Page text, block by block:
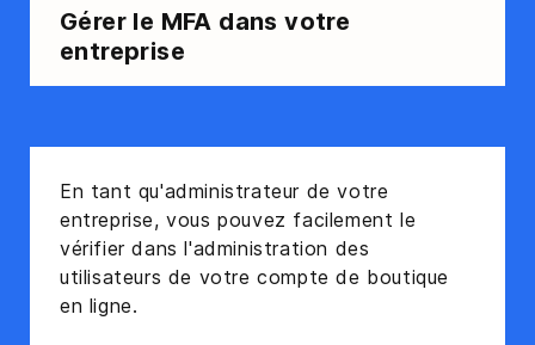
Gérer le MFA dans votre
entreprise
En tant qu'administrateur de votre
entreprise, vous pouvez facilement le
vérifier dans l'administration des
utilisateurs de votre compte de boutique
en ligne.